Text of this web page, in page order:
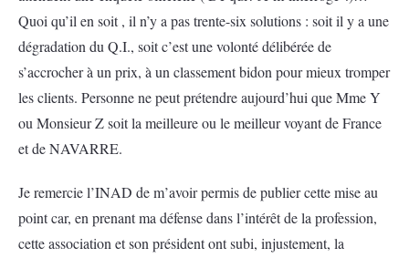
Quoi qu’il en soit , il n’y a pas trente-six solutions : soit il y a une
dégradation du Q.I., soit c’est une volonté délibérée de
s’accrocher à un prix, à un classement bidon pour mieux tromper
les clients. Personne ne peut prétendre aujourd’hui que Mme Y
ou Monsieur Z soit la meilleure ou le meilleur voyant de France
et de NAVARRE.
Je remercie l’INAD de m’avoir permis de publier cette mise au
point car, en prenant ma défense dans l’intérêt de la profession,
cette association et son président ont subi, injustement, la